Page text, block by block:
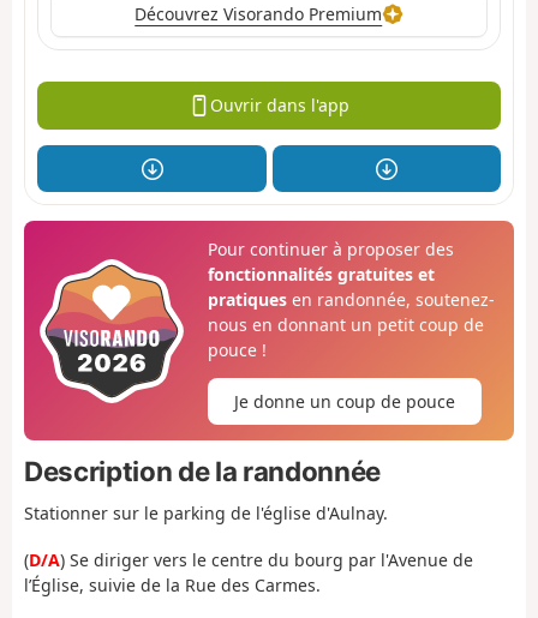
Découvrez Visorando Premium
Ouvrir dans l'app
Pour continuer à proposer des
fonctionnalités gratuites et
pratiquesen randonnée, soutenez-
nous en donnant un petit coup de
pouce !
Je donne un coup de pouce
Description de la randonnée
Stationner sur le parking de l'église d'Aulnay.
(D/A) Se diriger vers le centre du bourg par l'Avenue de
l’Église, suivie de la Rue des Carmes.